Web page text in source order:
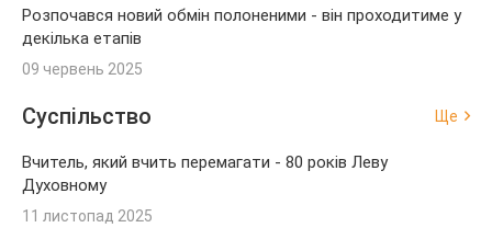
Розпочався новий обмін полоненими - він проходитиме у
декілька етапів
09 червень 2025
Суспільство Ще
Вчитель, який вчить перемагати - 80 років Леву
Духовному
11 листопад 2025